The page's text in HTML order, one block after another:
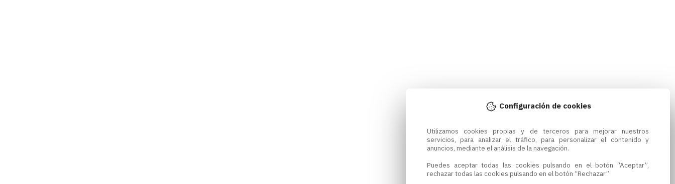
Configuración de cookies
Utilizamos cookies propias y de terceros para mejorar nuestros
servicios, para analizar el tráfico, para personalizar el contenido y
anuncios, mediante el análisis de la navegación.
Puedes aceptar todas las cookies pulsando en el botón “Aceptar”,
rechazar todas las cookies pulsando en el botón “Rechazar”